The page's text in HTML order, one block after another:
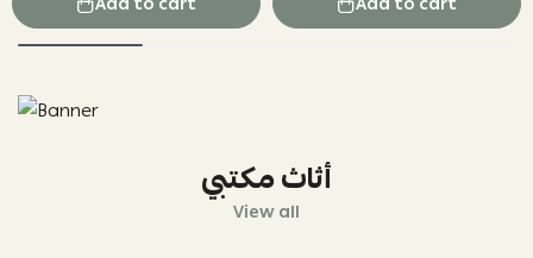
أثاث مكتبي
View all